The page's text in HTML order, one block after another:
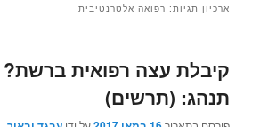
ארכיון תגיות: רפואה אלטרנטיבית
קיבלת עצה רפואית
תנהג: (תרשים)